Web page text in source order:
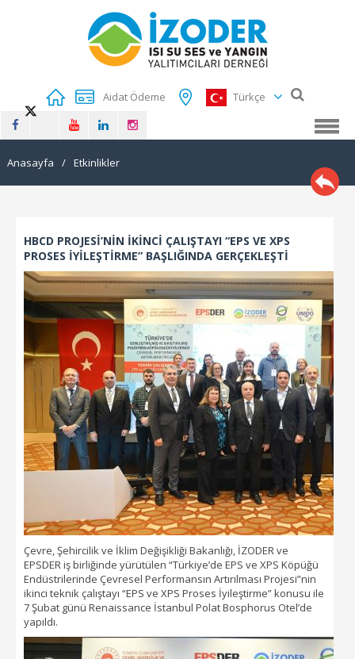
Aidat Ödeme Türkçe
Anasayfa / Etkinlikler
HBCD PROJESİ’NİN İKİNCİ ÇALIŞTAYI “EPS VE XPS
PROSES İYİLEŞTİRME” BAŞLIĞINDA GERÇEKLEŞTİ
Çevre, Şehircilik ve İklim Değişikliği Bakanlığı, İZODER ve
EPSDER iş birliğinde yürütülen “Türkiye’de EPS ve XPS Köpüğü
Endüstrilerinde Çevresel Performansın Artırılması Projesi”nin
ikinci teknik çalıştayı “EPS ve XPS Proses İyileştirme” konusu ile
7 Şubat günü Renaissance İstanbul Polat Bosphorus Otel’de
yapıldı.